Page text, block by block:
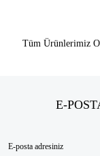
Tüm Ürünlerimiz
E-